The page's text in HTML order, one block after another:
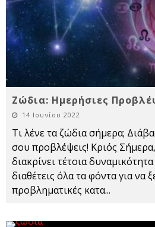
Ζώδια: Ημερήσιες
14 Ιουνίου 2022
Τι λένε τα ζώδια σήμερα;
σου προβλέψεις! Κριός
διακρίνει τέτοια
διαθέτεις όλα τα φόντα για να
προβληματικές κατα...